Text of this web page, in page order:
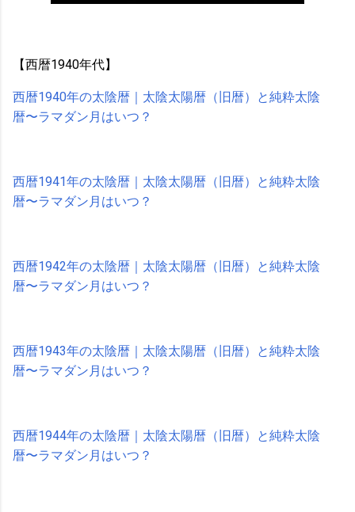
【西暦1940年代】
西暦1940年の太陰暦｜太陰太陽暦（旧暦）と純粋太陰
暦〜ラマダン月はいつ？
西暦1941年の太陰暦｜太陰太陽暦（旧暦）と純粋太陰
暦〜ラマダン月はいつ？
西暦1942年の太陰暦｜太陰太陽暦（旧暦）と純粋太陰
暦〜ラマダン月はいつ？
西暦1943年の太陰暦｜太陰太陽暦（旧暦）と純粋太陰
暦〜ラマダン月はいつ？
西暦1944年の太陰暦｜太陰太陽暦（旧暦）と純粋太陰
暦〜ラマダン月はいつ？